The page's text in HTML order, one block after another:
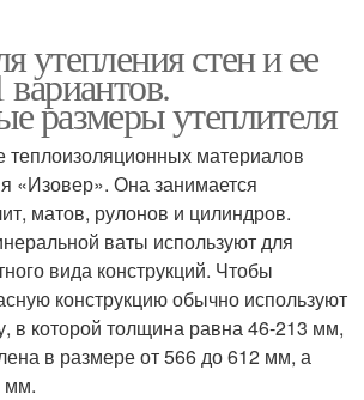
утепления стен и ее
размеры утеплителя
материалов
«Изовер». Она занимается
матов, рулонов и цилиндров.
ваты используют для
вида конструкций. Чтобы
конструкцию обычно используют
в которой толщина равна 46-213 мм,
в размере от 566 до 612 мм, а
мм.